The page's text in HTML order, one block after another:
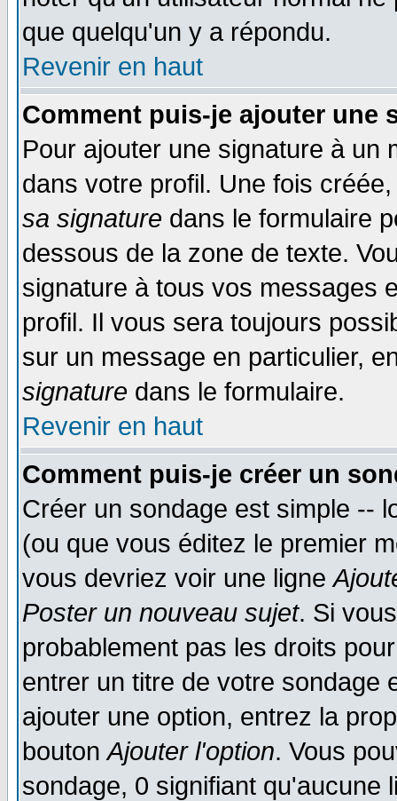
que quelqu'un y a répondu.
Revenir en haut
Comment puis-je ajouter une
Pour ajouter une signature à un
dans votre profil. Une fois
sa signature dans le formulaire
dessous de la zone de texte.
signature à tous vos messages
profil. Il vous sera toujours
sur un message en particulier,
signature dans le formulaire.
Revenir en haut
Comment puis-je créer un
Créer un sondage est simple --
(ou que vous éditez le premier
vous devriez voir une ligne
Poster un nouveau sujet. Si
probablement pas les droits
entrer un titre de votre sondage
ajouter une option, entrez la
boutonAjouter l'option. Vous
sondage, 0 signifiant qu'aucune